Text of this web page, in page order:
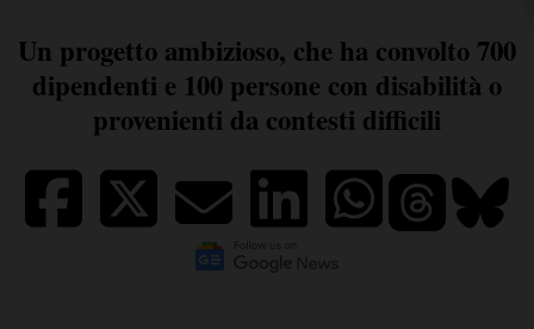
Un progetto ambizioso, che ha convolto 700
dipendenti e 100 persone con disabilità o
provenienti da contesti difficili